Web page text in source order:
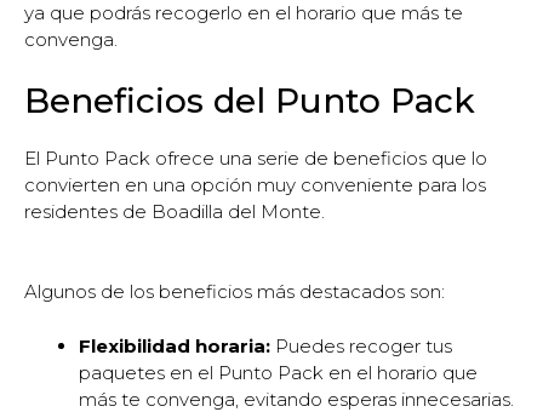
ya que podrás recogerlo en el horario que más te
convenga.
Beneficios del Punto Pack
El Punto Pack ofrece una serie de beneficios que lo
convierten en una opción muy conveniente para los
residentes de Boadilla del Monte.
Algunos de los beneficios más destacados son:
Flexibilidad horaria: Puedes recoger tus
paquetes en el Punto Pack en el horario que
más te convenga, evitando esperas innecesarias.